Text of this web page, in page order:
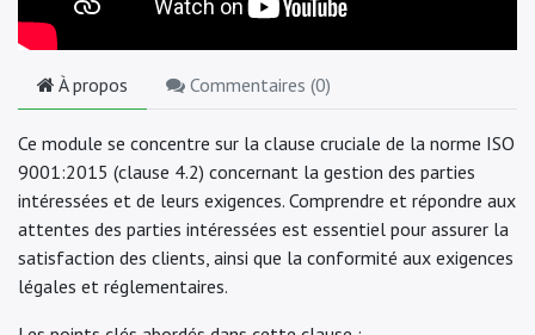
À propos Commentaires (0)
Ce module se concentre sur la clause cruciale de la norme ISO
9001:2015 (clause 4.2) concernant la gestion des parties
intéressées et de leurs exigences. Comprendre et répondre aux
attentes des parties intéressées est essentiel pour assurer la
satisfaction des clients, ainsi que la conformité aux exigences
légales et réglementaires.